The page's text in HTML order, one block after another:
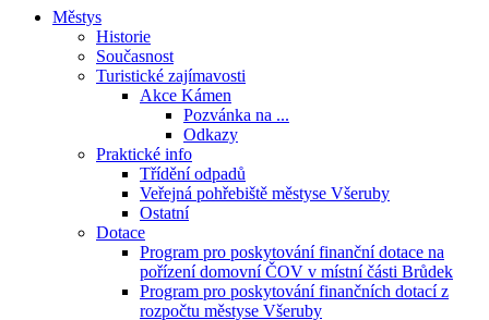
Městys
Historie
Současnost
Turistické zajímavosti
Akce Kámen
Pozvánka na ...
Odkazy
Praktické info
Třídění odpadů
Veřejná pohřebiště městyse Všeruby
Ostatní
Dotace
Program pro poskytování finanční dotace na
pořízení domovní ČOV v místní části Brůdek
Program pro poskytování finančních dotací z
rozpočtu městyse Všeruby